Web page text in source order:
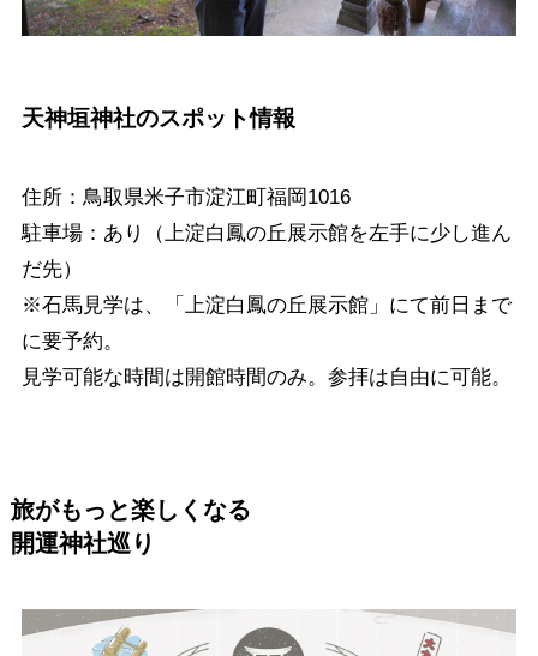
天神垣神社のスポット情報
住所：鳥取県米子市淀江町福岡1016
駐車場：あり（上淀白鳳の丘展示館を左手に少し進ん
だ先）
※石馬見学は、「上淀白鳳の丘展示館」にて前日まで
に要予約。
見学可能な時間は開館時間のみ。参拝は自由に可能。
旅がもっと楽しくなる
開運神社巡り